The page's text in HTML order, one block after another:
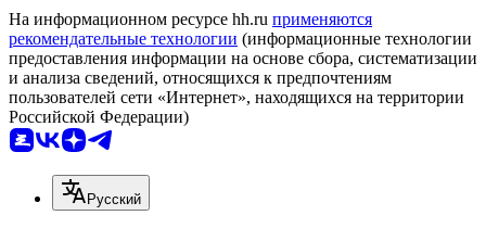
На информационном ресурсе hh.ru применяются
рекомендательные технологии (информационные технологии
предоставления информации на основе сбора, систематизации
и анализа сведений, относящихся к предпочтениям
пользователей сети «Интернет», находящихся на территории
Российской Федерации)
Русский